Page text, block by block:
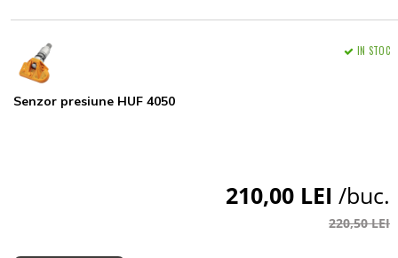
Senzor presiune HUF 4050
IN STOC
210,00 LEI /buc.
220,50 LEI